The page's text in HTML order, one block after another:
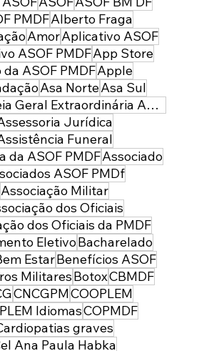
PMDFAlberto Fraga
AmorAplicativo ASOF
ASOF PMDFApp Store
ASOF PMDFApple
Asa NorteAsa Sul
Assembleia Geral Extraordinária ASOF PMDF
Jurídica
Funeral
da ASOF PMDFAssociado
ASOF PMDf
Associação Militar
dos Oficiais
dos Oficiais da PMDF
EletivoBacharelado
EstarBenefícios ASOF
MilitaresBotoxCBMDF
CNCGPMCOOPLEM
IdiomasCOPMDF
graves
Ana Paula Habka
Pública no COPMDF